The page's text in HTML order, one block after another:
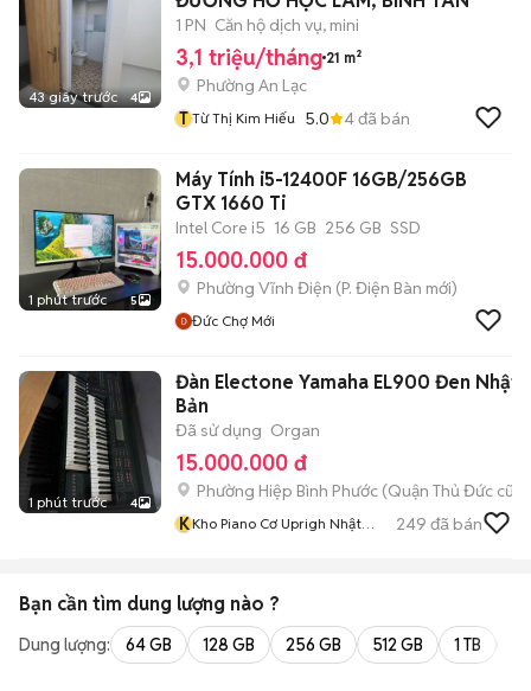
43 giây trước 4
1 PN Căn hộ dịch vụ, mini
3,1 triệu/tháng 21 m²
Phường An Lạc
T Từ Thị Kim Hiếu 5.0 4đã bán
1 phút trước 5
Máy Tính i5-12400F 16GB/256GB
GTX 1660 Ti
Intel Core i5 16 GB 256 GB SSD
15.000.000 đ
Phường Vĩnh Điện (P. Điện Bàn mới)
Đức Chợ Mới
1 phút trước 4
Đàn Electone Yamaha EL900 Đen Nhật
Bản
Đã sử dụng Organ
15.000.000 đ
Phường Hiệp Bình Phước (Quận Thủ Đức cũ)
KKho Piano Cơ Uprigh Nhật
249 đã bán
Bạn cần tìm dung lượng nào ?
Dung lượng: 64 GB 128 GB 256 GB 512 GB 1 TB